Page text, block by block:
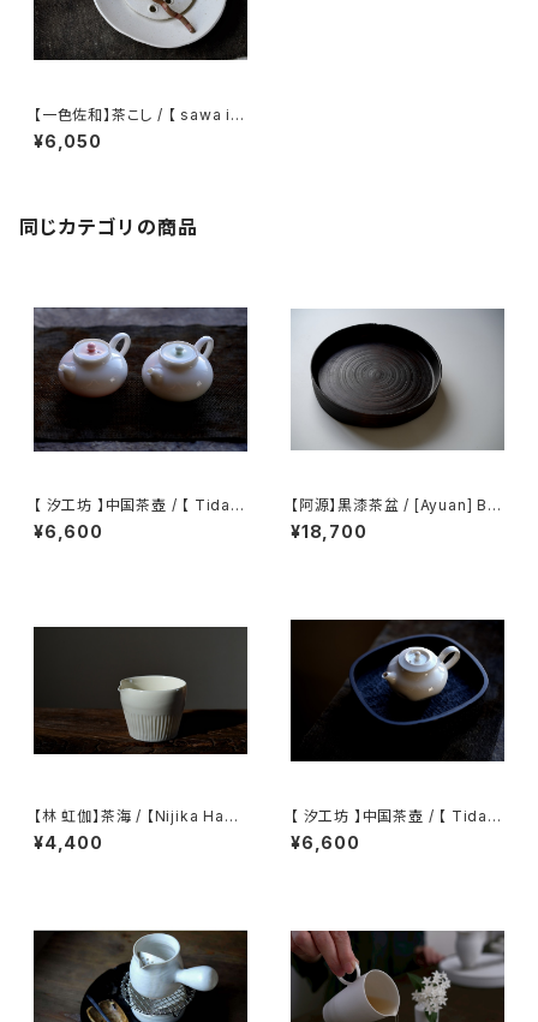
【一色佐和】茶こし / 【 sawa is
shiki 】Tea Strainer
¥6,050
同じカテゴリの商品
【 汐工坊 】中国茶壺 / 【 Tidal
Atelier 】Chinese teapot
¥6,600
【阿源】黒漆茶盆 / [Ayuan] Bla
ck Lacquer Tea Tray
¥18,700
【林 虹伽】茶海 / 【Nijika Haya
shi 】tea pitcher
¥4,400
【 汐工坊 】中国茶壺 / 【 Tidal
Atelier 】Chinese teapot
¥6,600